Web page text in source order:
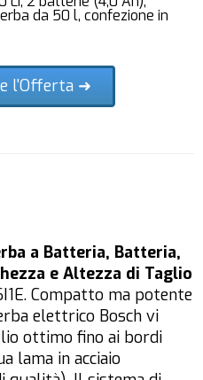
da 50 l, confezione in
l'Offerta ➜
a Batteria, Batteria,
e Altezza di Taglio
Compatto ma potente
elettrico Bosch vi
ottimo fino ai bordi
lama in acciaio